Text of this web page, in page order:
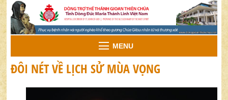
MENU
ĐÔI NÉT VỀ LỊCH SỬ MÙA VỌNG